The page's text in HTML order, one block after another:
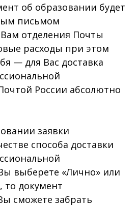
об образовании будет
письмом
отделения Почты
расходы при этом
— для Вас доставка
России абсолютно
заявки
способа доставки
выберете «Лично» или
то документ
сможете забрать